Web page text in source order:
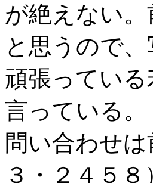
が絶えない
と思うので
頑張ってい
言っている。
問い合わせ
３・２４５８